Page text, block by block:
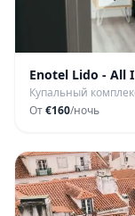
Enotel Lido - All
Купальный
От€160/ночь